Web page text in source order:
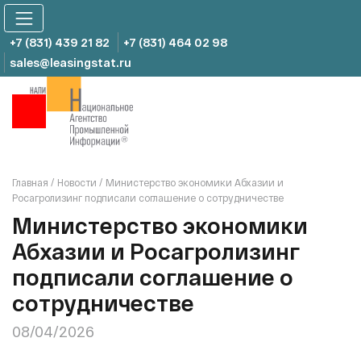
Skip
content
+7 (831) 439 21 82
+7 (831) 464 02 98
sales@leasingstat.ru
Главная / Новости / Министерство экономики Абхазии и
Росагролизинг подписали соглашение о сотрудничестве
Министерство экономики
Абхазии и Росагролизинг
подписали соглашение о
сотрудничестве
08/04/2026